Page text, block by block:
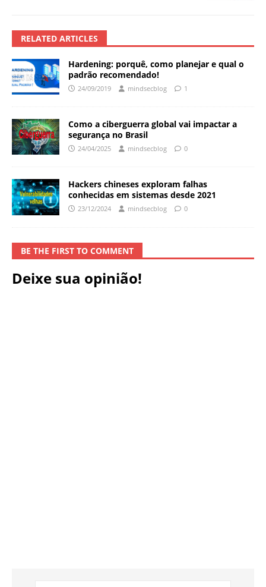
RELATED ARTICLES
Hardening: porquê, como planejar e qual o
padrão recomendado!
24/09/2019 mindsecblog 1
Como a ciberguerra global vai impactar a
segurança no Brasil
24/04/2025 mindsecblog 0
Hackers chineses exploram falhas
conhecidas em sistemas desde 2021
23/12/2024 mindsecblog 0
BE THE FIRST TO COMMENT
Deixe sua opinião!